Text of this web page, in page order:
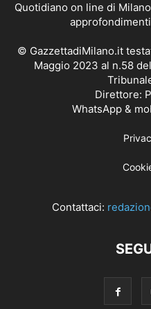
Quotidiano on line di
© GazzettadiMilano.it
Maggio 2023 al n.58
Direttore:
WhatsApp &
Contattaci: